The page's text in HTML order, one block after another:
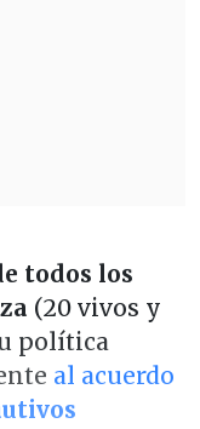
todos los
(20 vivos y
política
al acuerdo